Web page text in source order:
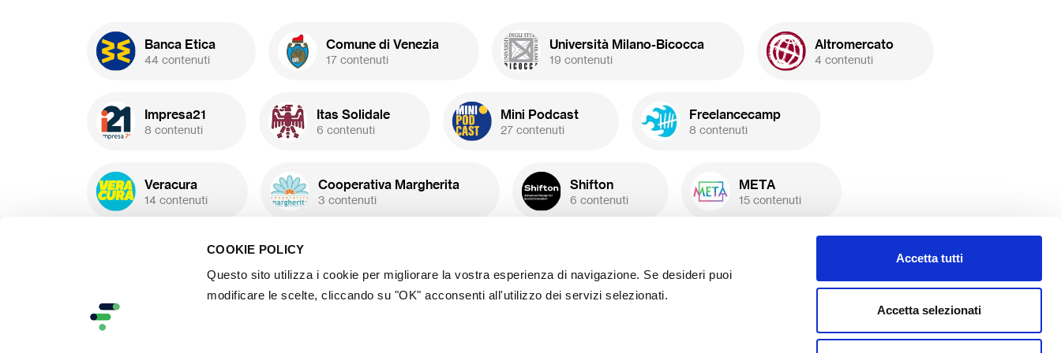
COOKIE POLICY
Questo sito utilizza i cookie per migliorare la vostra esperienza di navigazione. Se desideri puoi
modificare le scelte, cliccando su "OK" acconsenti all'utilizzo dei servizi selezionati.
Accetta tutti
Accetta selezionati
Banca Etica
44 contenuti
Comune di Venezia
17 contenuti
Università Milano-Bicocca
19 contenuti
Altromercato
4 contenuti
Impresa21
8 contenuti
Itas Solidale
6 contenuti
Mini Podcast
27 contenuti
Freelancecamp
8 contenuti
Veracura
14 contenuti
Cooperativa Margherita
3 contenuti
Shifton
6 contenuti
META
15 contenuti
Scenari Fintech
3 contenuti 1 contenuto 3 contenuti